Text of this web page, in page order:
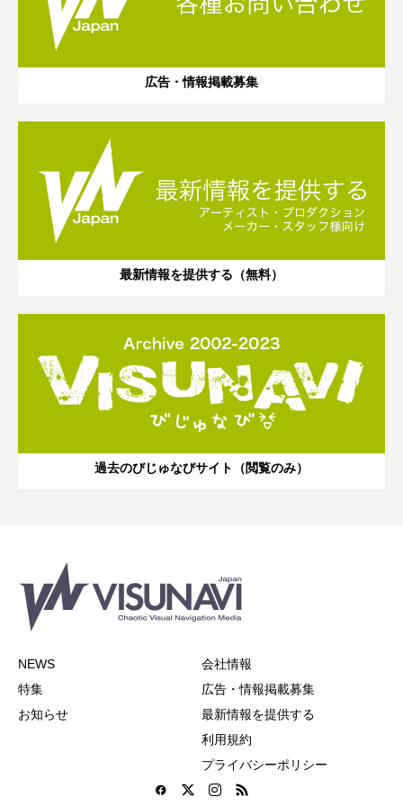
広告・情報掲載募集
最新情報を提供する（無料）
過去のびじゅなびサイト（閲覧のみ）
NEWS
特集
お知らせ
会社情報
広告・情報掲載募集
最新情報を提供する
利用規約
プライバシーポリシー